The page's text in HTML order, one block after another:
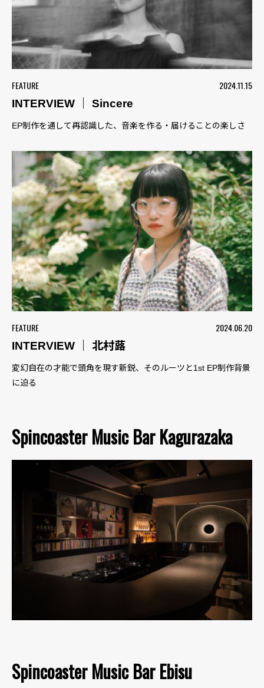
FEATURE
2024.11.15
INTERVIEW ｜ Sincere
EP制作を通して再認識した、音楽を作る・届けることの楽しさ
FEATURE
2024.06.20
INTERVIEW ｜ 北村蕗
変幻自在の才能で頭角を現す新鋭、そのルーツと1st EP制作背景
に迫る
Spincoaster Music Bar Kagurazaka
Spincoaster Music Bar Ebisu